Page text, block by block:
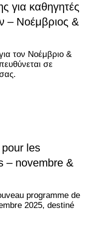
για καθηγητές
– Νοέμβριος &
τον Νοέμβριο &
σε
les
– novembre &
programme de
2025, destiné